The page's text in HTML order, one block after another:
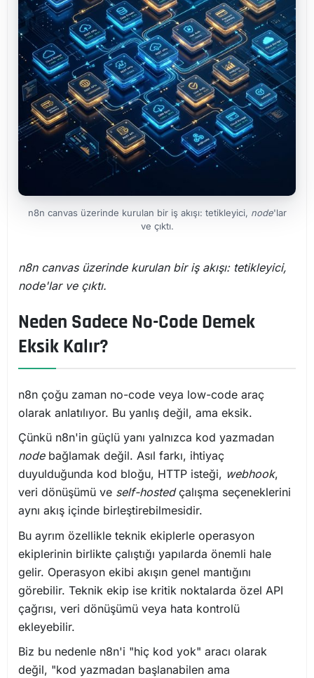
n8n canvas üzerinde kurulan bir iş akışı: tetikleyici, node'lar
ve çıktı.
n8n canvas üzerinde kurulan bir iş akışı: tetikleyici,
node'lar ve çıktı.
Neden Sadece No-Code Demek
Eksik Kalır?
n8n çoğu zaman no-code veya low-code araç
olarak anlatılıyor. Bu yanlış değil, ama eksik.
Çünkü n8n'in güçlü yanı yalnızca kod yazmadan
nodebağlamak değil. Asıl farkı, ihtiyaç
duyulduğunda kod bloğu, HTTP isteği, webhook,
veri dönüşümü ve self-hostedçalışma seçeneklerini
aynı akış içinde birleştirebilmesidir.
Bu ayrım özellikle teknik ekiplerle operasyon
ekiplerinin birlikte çalıştığı yapılarda önemli hale
gelir. Operasyon ekibi akışın genel mantığını
görebilir. Teknik ekip ise kritik noktalarda özel API
çağrısı, veri dönüşümü veya hata kontrolü
ekleyebilir.
Biz bu nedenle n8n'i "hiç kod yok" aracı olarak
değil, "kod yazmadan başlanabilen ama